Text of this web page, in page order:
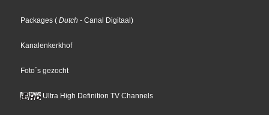
Packages ( Dutch - Canal Digitaal)
Kanalenkerkhof
Foto´s gezocht
Ultra High Definition TV Channels